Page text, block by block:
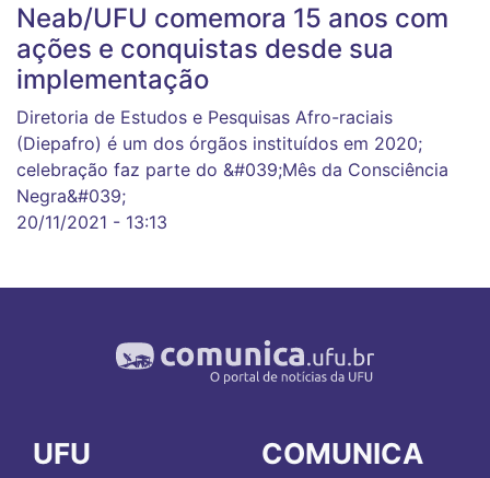
Neab/UFU comemora 15 anos com
ações e conquistas desde sua
implementação
Diretoria de Estudos e Pesquisas Afro-raciais
(Diepafro) é um dos órgãos instituídos em 2020;
celebração faz parte do &#039;Mês da Consciência
Negra&#039;
20/11/2021 - 13:13
UFU COMUNICA